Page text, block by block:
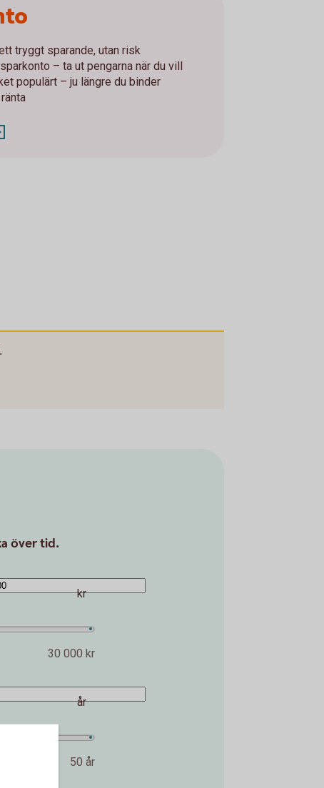
tryggt sparande, utan risk
– ta ut pengarna när du vill
populärt – ju längre du binder
över tid.
30 000 kr
kr
50 år
år